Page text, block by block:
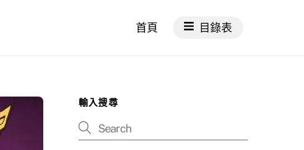
首頁 目錄表
輸入搜尋